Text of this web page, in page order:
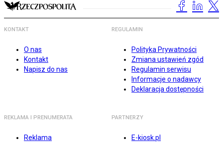
KONTAKT
O nas
Kontakt
Napisz do nas
REGULAMIN
Polityka Prywatności
Zmiana ustawień zgód
Regulamin serwisu
Informacje o nadawcy
Deklaracja dostępności
REKLAMA I PRENUMERATA
Reklama
PARTNERZY
E-kiosk.pl